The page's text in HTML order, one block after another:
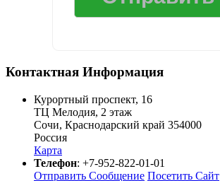
Контактная Информация
Курортный проспект, 16
ТЦ Мелодия, 2 этаж
Сочи, Краснодарский край 354000
Россия
Карта
Телефон: +7-952-822-01-01
Отправить Сообщение Посетить Сайт